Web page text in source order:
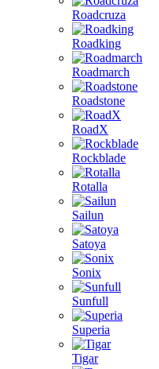
Roadcruza
Roadking
Roadmarch
Roadstone
RoadX
Rockblade
Rotalla
Sailun
Satoya
Sonix
Sunfull
Superia
Tigar